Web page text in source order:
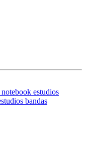
estudios
bandas